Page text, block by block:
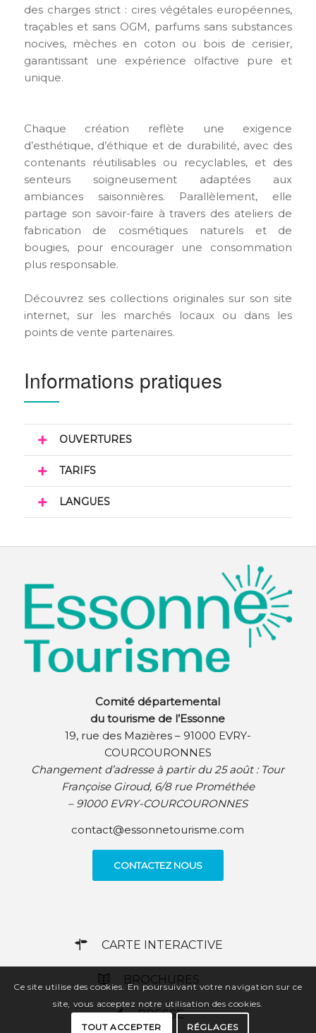
des charges strict : cires végétales européennes,
traçables et sans OGM, parfums sans substances
nocives, mèches en coton ou bois de cerisier,
garantissant une expérience olfactive pure et
unique.
Chaque création reflète une exigence
d’esthétique, d’éthique et de durabilité, avec des
contenants réutilisables ou recyclables, et des
senteurs soigneusement adaptées aux
ambiances saisonnières. Parallèlement, elle
partage son savoir-faire à travers des ateliers de
fabrication de cosmétiques naturels et de
bougies, pour encourager une consommation
plus responsable.
Découvrez ses collections originales sur son site
internet, sur les marchés locaux ou dans les
points de vente partenaires.
Informations pratiques
OUVERTURES
TARIFS
LANGUES
Comité départemental
du tourisme de l’Essonne
19, rue des Mazières – 91000 EVRY-
COURCOURONNES
Changement d’adresse à partir du 25 août : Tour
Françoise Giroud, 6/8 rue Prométhée
– 91000 EVRY-COURCOURONNES
contact@essonnetourisme.com
CONTACTEZ NOUS
CARTE INTERACTIVE
BROCHURES
PRESSE
Ce site utilise des cookies. En poursuivant votre navigation sur ce
site, vous acceptez notre utilisation des cookies.
TOUT ACCEPTER RÉGLAGES